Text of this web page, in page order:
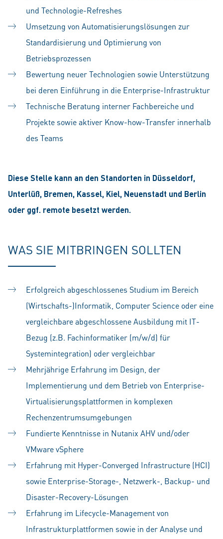
und Technologie-Refreshes
Umsetzung von Automatisierungslösungen zur
Standardisierung und Optimierung von
Betriebsprozessen
Bewertung neuer Technologien sowie Unterstützung
bei deren Einführung in die Enterprise-Infrastruktur
Technische Beratung interner Fachbereiche und
Projekte sowie aktiver Know-how-Transfer innerhalb
des Teams
Diese Stelle kann an den Standorten in Düsseldorf,
Unterlüß, Bremen, Kassel, Kiel, Neuenstadt und Berlin
oder ggf. remote besetzt werden.
WAS SIE MITBRINGEN SOLLTEN
Erfolgreich abgeschlossenes Studium im Bereich
(Wirtschafts-)Informatik, Computer Science oder eine
vergleichbare abgeschlossene Ausbildung mit IT-
Bezug (z.B. Fachinformatiker (m/w/d) für
Systemintegration) oder vergleichbar
Mehrjährige Erfahrung im Design, der
Implementierung und dem Betrieb von Enterprise-
Virtualisierungsplattformen in komplexen
Rechenzentrumsumgebungen
Fundierte Kenntnisse in Nutanix AHV und/oder
VMware vSphere
Erfahrung mit Hyper-Converged Infrastructure (HCI)
sowie Enterprise-Storage-, Netzwerk-, Backup- und
Disaster-Recovery-Lösungen
Erfahrung im Lifecycle-Management von
Infrastrukturplattformen sowie in der Analyse und